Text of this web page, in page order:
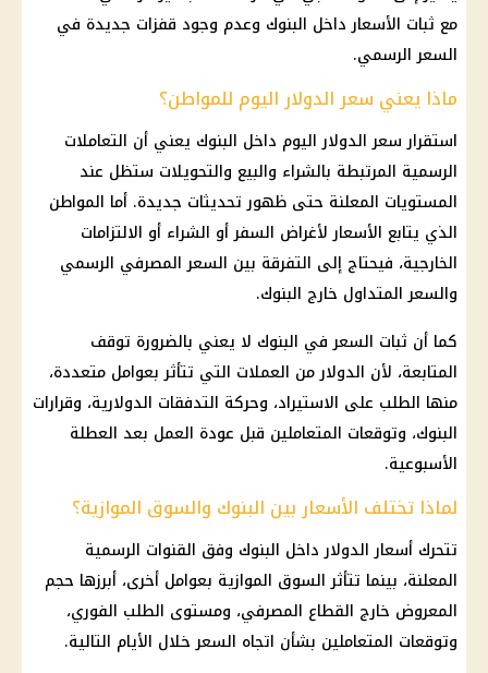
مع ثبات الأسعار داخل البنوك وعدم وجود قفزات جديدة في
السعر الرسمي.
ماذا يعني سعر الدولار اليوم للمواطن؟
استقرار سعر الدولار اليوم داخل البنوك يعني أن التعاملات
الرسمية المرتبطة بالشراء والبيع والتحويلات ستظل عند
المستويات المعلنة حتى ظهور تحديثات جديدة. أما المواطن
الذي يتابع الأسعار لأغراض السفر أو الشراء أو الالتزامات
الخارجية، فيحتاج إلى التفرقة بين السعر المصرفي الرسمي
والسعر المتداول خارج البنوك.
كما أن ثبات السعر في البنوك لا يعني بالضرورة توقف
المتابعة، لأن الدولار من العملات التي تتأثر بعوامل متعددة،
منها الطلب على الاستيراد، وحركة التدفقات الدولارية، وقرارات
البنوك، وتوقعات المتعاملين قبل عودة العمل بعد العطلة
الأسبوعية.
لماذا تختلف الأسعار بين البنوك والسوق الموازية؟
تتحرك أسعار الدولار داخل البنوك وفق القنوات الرسمية
المعلنة، بينما تتأثر السوق الموازية بعوامل أخرى، أبرزها حجم
المعروض خارج القطاع المصرفي، ومستوى الطلب الفوري،
وتوقعات المتعاملين بشأن اتجاه السعر خلال الأيام التالية.